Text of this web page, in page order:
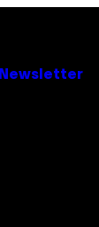
Newsletter